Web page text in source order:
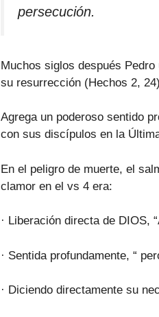
persecución.
Muchos siglos después
su resurrección (Hechos 2,
Agrega un poderoso sentido
con sus discípulos en la
En el peligro de muerte, el
clamor en el vs 4 era:
· Liberación directa de DIOS,
· Sentida profundamente, “
· Diciendo directamente su